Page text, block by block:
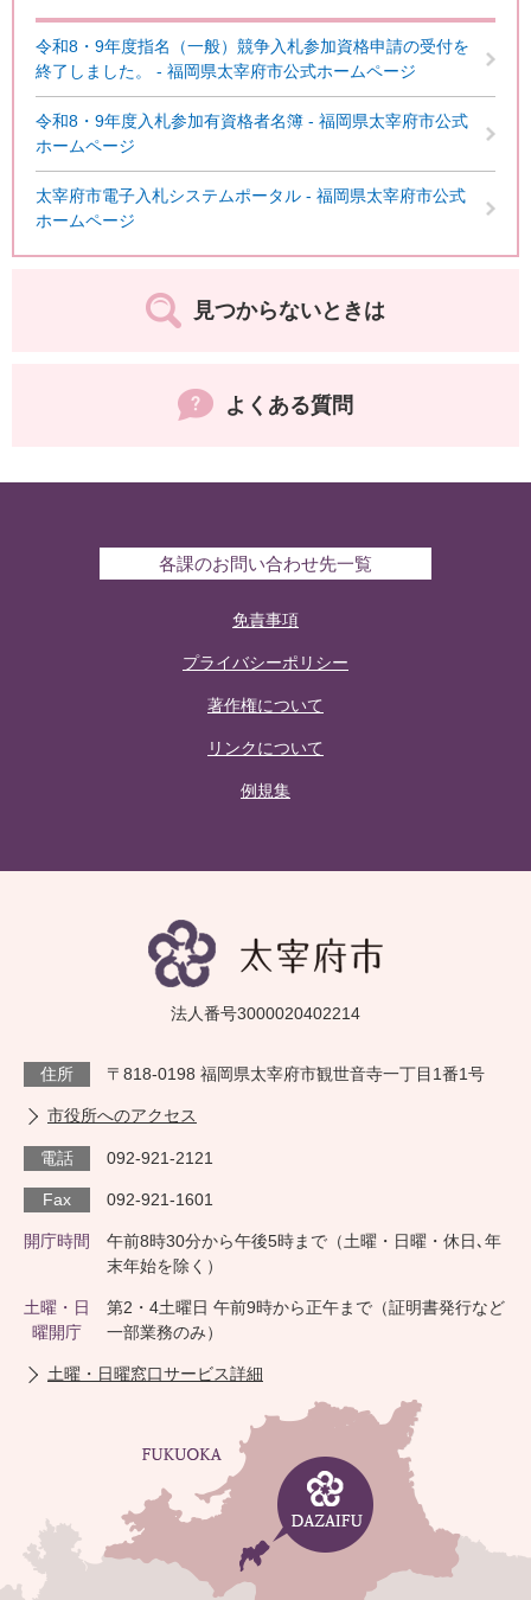
令和8・9年度指名（一般）競争入札参加資格申請の受付を
終了しました。 - 福岡県太宰府市公式ホームページ
令和8・9年度入札参加有資格者名簿 - 福岡県太宰府市公式
ホームページ
太宰府市電子入札システムポータル - 福岡県太宰府市公式
ホームページ
見つからないときは
よくある質問
各課のお問い合わせ先一覧
免責事項
プライバシーポリシー
著作権について
リンクについて
例規集
法人番号3000020402214
住所 〒818-0198 福岡県太宰府市観世音寺一丁目1番1号
市役所へのアクセス
電話 092-921-2121
Fax 092-921-1601
開庁時間
午前8時30分から午後5時まで（土曜・日曜・休日､年
末年始を除く）
土曜・日
曜開庁
第2・4土曜日 午前9時から正午まで（証明書発行など
一部業務のみ）
土曜・日曜窓口サービス詳細